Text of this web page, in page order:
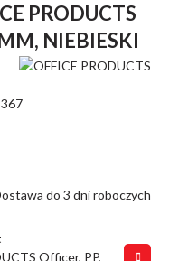
PRODUCTS
NIEBIESKI
do 3 dni roboczych
Officer, PP,